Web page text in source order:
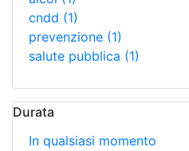
cndd (1)
prevenzione (1)
salute pubblica (1)
Durata
In qualsiasi momento